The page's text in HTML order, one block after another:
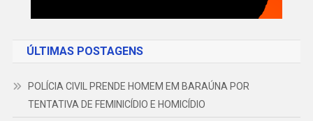
ÚLTIMAS POSTAGENS
POLÍCIA CIVIL PRENDE HOMEM EM BARAÚNA POR
TENTATIVA DE FEMINICÍDIO E HOMICÍDIO